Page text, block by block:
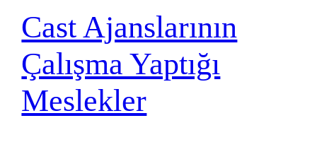
Cast Ajanslarının
Çalışma Yaptığı
Meslekler